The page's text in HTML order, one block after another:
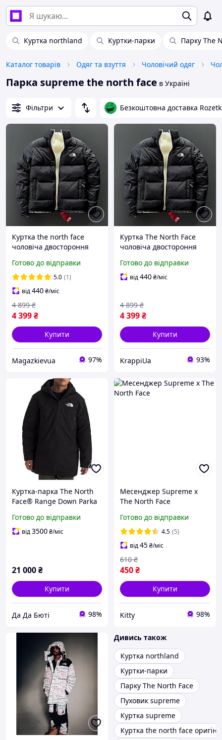
Куртка northland Куртки-парки Парку The
Каталог товарів Одяг та взуття Чоловічий одяг
Парка supreme the north face в Україні
Фільтри Безкоштовна доставка
Куртка the north face
чоловіча двостороння
чорна
Готово до відправки
5.0 (1)
від440₴/міс
4 399₴
4 899 ₴
Купити
Magazkievua 97%
Куртка The North Face
чоловіча двостороння
чорна
Готово до відправки
від440₴/міс
4 399₴
4 899 ₴
Купити
KrappiUa 93%
Куртка-парка The North
Face® Range Down Parka
Готово до відправки
від3500₴/міс
21 000₴
Купити
Да Да Бюті 98%
Месенджер Supreme x
The North Face
Готово до відправки
4.5 (5)
від45₴/міс
450₴
610 ₴
Купити
Kitty 98%
Дивись також
Куртка northland
Куртки-парки
Парку The North Face
Пуховик supreme
Куртка supreme
Куртка the north face